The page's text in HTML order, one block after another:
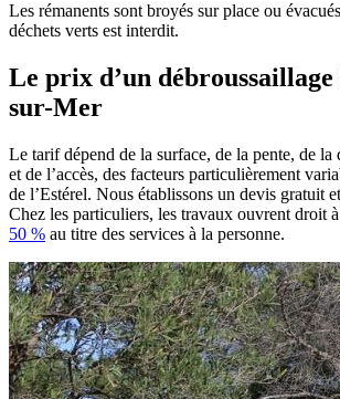
Les rémanents sont broyés sur place ou
déchets verts est interdit.
Le prix d’un
sur-Mer
Le tarif dépend de la surface, de la pente, de la
et de l’accès, des facteurs particulièrement
de l’Estérel. Nous établissons un devis gratuit
Chez les particuliers, les travaux ouvrent droit
50 % au titre des services à la personne.